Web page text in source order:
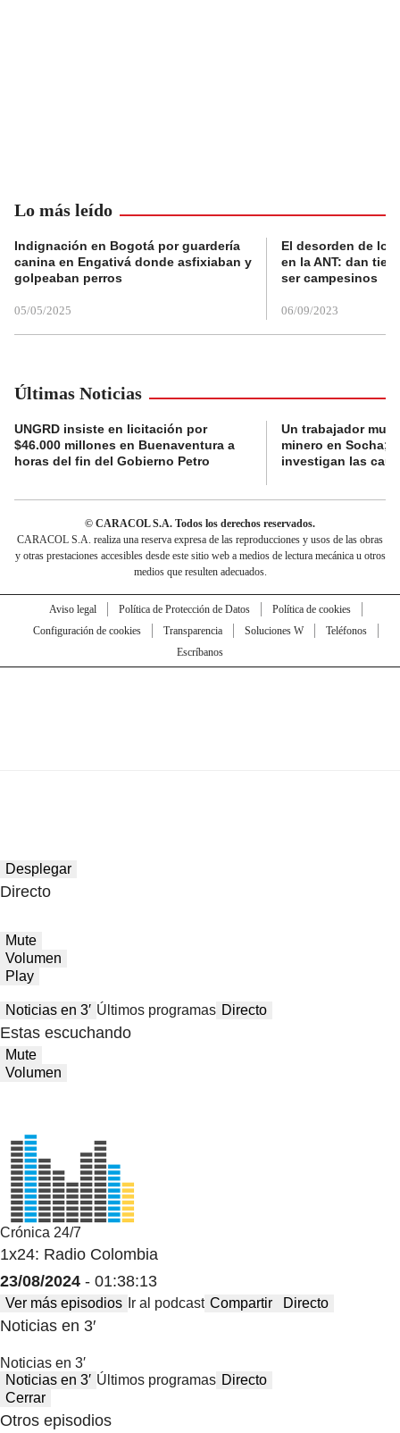
Lo más leído
Indignación en Bogotá por guardería
canina en Engativá donde asfixiaban y
golpeaban perros
05/05/2025
El desorden de
en la ANT: dan
ser campesinos
06/09/2023
Últimas Noticias
UNGRD insiste en licitación por
$46.000 millones en Buenaventura a
horas del fin del Gobierno Petro
Un trabajador
minero en Socha;
investigan las
© CARACOL S.A. Todos los derechos reservados.
CARACOL S.A. realiza una reserva expresa de las reproducciones y usos de las obras
y otras prestaciones accesibles desde este sitio web a medios de lectura mecánica u otros
medios que resulten adecuados.
Aviso legal Política de Protección de Datos
Política de cookies
Configuración de cookies
Transparencia Soluciones W
Teléfonos
Escríbanos
Desplegar
Directo
Mute
Volumen
Play
Noticias en 3′ Últimos programas Directo
Estas escuchando
Mute
Volumen
Crónica 24/7
1x24: Radio Colombia
23/08/2024 - 01:38:13
Ver más episodios Ir al podcast Compartir Directo
Noticias en 3′
Noticias en 3′
Noticias en 3′ Últimos programas Directo
Cerrar
Otros episodios